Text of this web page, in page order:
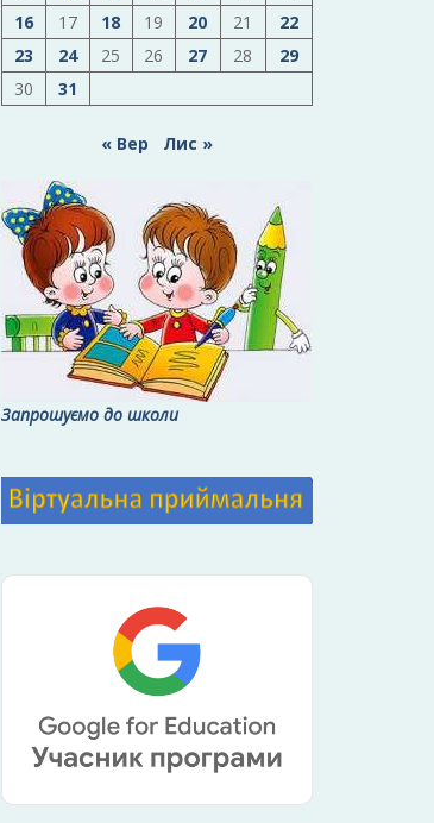
16
17 18 19 20 21
22
23
24 25 26 27 28
29
30
31
« Вер Лис »
Запрошуємо до школи